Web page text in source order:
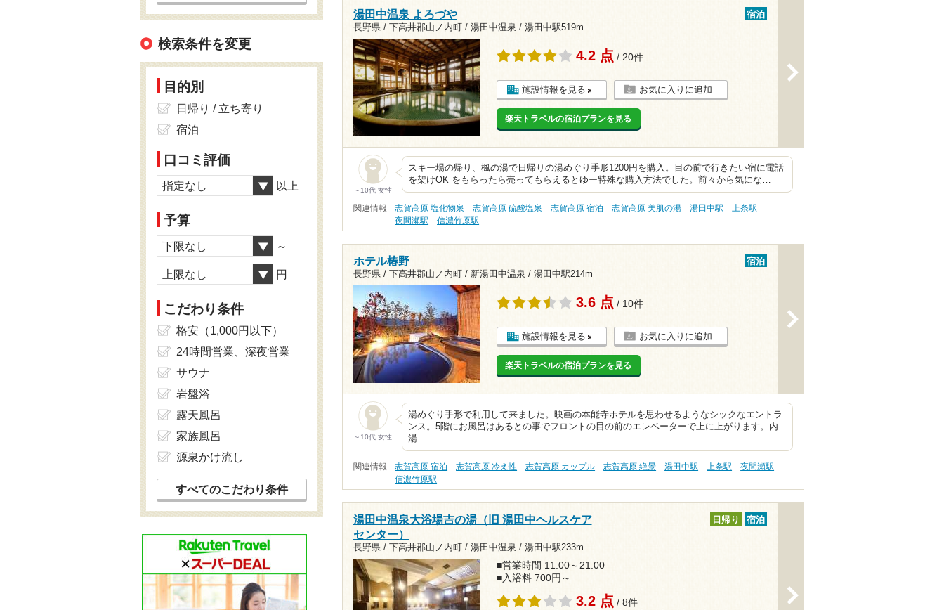
湯田中温泉 よろづや
長野県 / 下高井郡山ノ内町 / 湯田中温泉 / 湯田中駅519m
宿泊
4.2 点 / 20件
施設情報を見る お気に入りに追加
楽天トラベルの宿泊プランを見る
～10代 女性
スキー場の帰り、楓の湯で日帰りの湯めぐり手形1200円を購入。目の前で行きたい宿に電話
を架けOK をもらったら売ってもらえるとゆー特殊な購入方法でした。前々から気にな…
関連情報 志賀高原 塩化物泉 志賀高原 硫酸塩泉 志賀高原 宿泊 志賀高原 美肌の湯 湯田中駅
上条駅
夜間瀬駅
信濃竹原駅
ホテル椿野
長野県 / 下高井郡山ノ内町 / 新湯田中温泉 / 湯田中駅214m
宿泊
3.6 点 / 10件
施設情報を見る お気に入りに追加
楽天トラベルの宿泊プランを見る
～10代 女性
湯めぐり手形で利用して来ました。映画の本能寺ホテルを思わせるようなシックなエントラ
ンス。5階にお風呂はあるとの事でフロントの目の前のエレベーターで上に上がります。内
湯…
関連情報 志賀高原 宿泊 志賀高原 冷え性 志賀高原 カップル 志賀高原 絶景 湯田中駅 上条駅
夜間瀬駅
信濃竹原駅
湯田中温泉大浴場吉の湯（旧 湯田中ヘルスケア
センター）
長野県 / 下高井郡山ノ内町 / 湯田中温泉 / 湯田中駅233m
日帰り 宿泊
■営業時間 11:00～21:00
■入浴料 700円～
3.2 点 / 8件
検索条件を変更
目的別
日帰り / 立ち寄り
宿泊
口コミ評価
指定なし 以上
予算
下限なし ～
上限なし 円
こだわり条件
格安（1,000円以下）
24時間営業、深夜営業
サウナ
岩盤浴
露天風呂
家族風呂
源泉かけ流し
すべてのこだわり条件